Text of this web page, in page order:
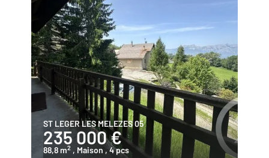
ST LEGER LES MELEZES 05
235 000 €
88,8 m2 , Maison , 4 pcs